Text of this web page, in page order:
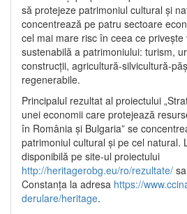
să protejeze patrimoniul cultural și
concentrează pe patru sectoare
cel mai mare risc în ceea ce
sustenabilă a patrimoniului: turism,
construcții, agricultură-silvicultură-
regenerabile.
Principalul rezultat al proiectului
unei economii care protejează
în România și Bulgaria” se
patrimoniul cultural și pe cel natural.
disponibilă pe site-ul proiectului
http://heritagerobg.eu/ro/rezultate/
Constanța la adresa https://
derulare/heritage.